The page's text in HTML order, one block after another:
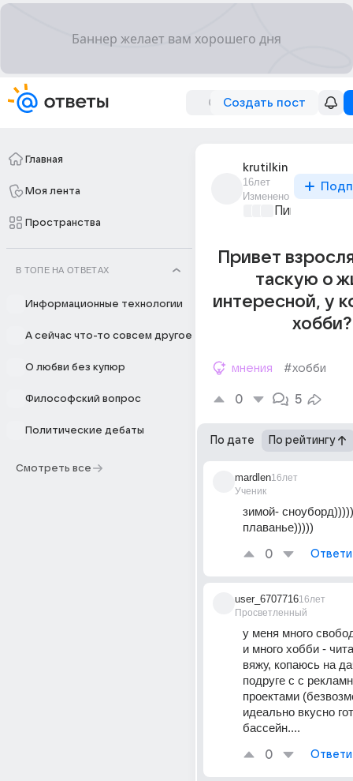
Создать пост
Главная
Моя лента
Пространства
В ТОПЕ НА ОТВЕТАХ
Информационные технологии
А сейчас что-то совсем другое
О любви без купюр
Философский вопрос
Политические дебаты
Смотреть все
krutilkin
16лет
Изменено
Пикантно о
Привет
таскую о
интересной, у
хобби?
мнения #хобби
0 5
По дате По рейтингу
mardlen
Ученик
16лет
зимой-
плаванье)))))
0
user_6707716
Просветленный
16лет
у меня много
и много хобби -
вяжу, копаюсь на
подруге с с
проектами
идеально вкусно
бассейн....
0